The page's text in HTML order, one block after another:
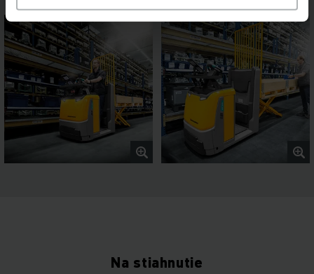
Na stiahnutie